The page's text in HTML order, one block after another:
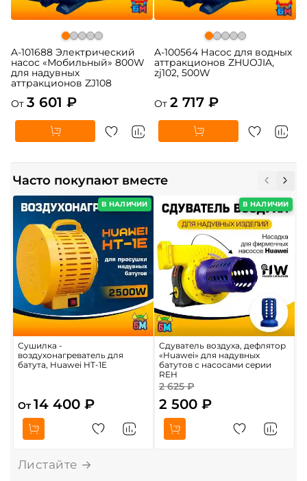
A-101688 Электрический
насос «Мобильный» 800W
для надувных
аттракционов ZJ108
От 3 601 ₽
A-100564 Насос для водных
аттракционов ZHUOJIA,
zj102, 500W
От 2 717 ₽
Часто покупают вместе
В НАЛИЧИИ
Сушилка -
воздухонагреватель для
батута, Huawei HT-1E
От 14 400 ₽
В НАЛИЧИИ
Сдуватель воздуха, дефлятор
«Huawei» для надувных
батутов с насосами серии
REH
2 625 ₽
2 500 ₽